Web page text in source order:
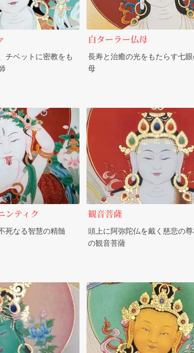
チベットに密教をも
白ターラー仏母
長寿と治癒の光をもたらす七
母
ンティク
死なる智慧の精髄
観音菩薩
頭上に阿弥陀仏を戴く慈悲の
の観音菩薩